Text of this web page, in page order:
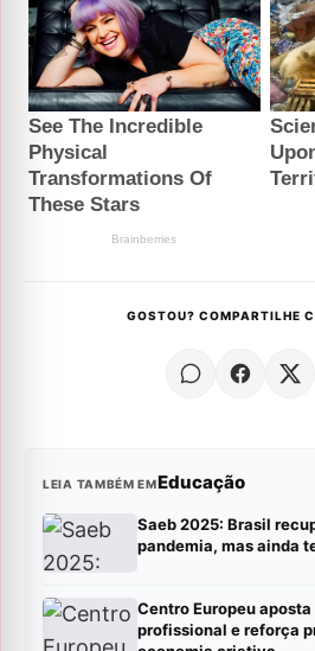
GOSTOU? COMPARTILHE
LEIA TAMBÉM EMEducação
Saeb 2025: Brasil
pandemia, mas ainda
Centro Europeu
profissional e reforça